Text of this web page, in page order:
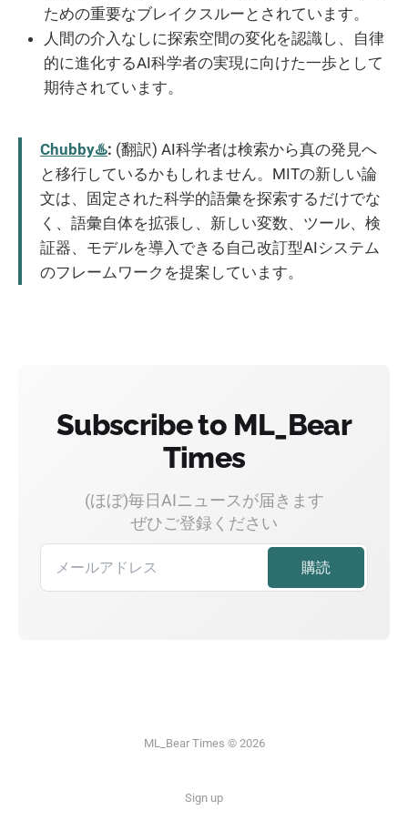
ための重要なブレイクスルーとされています。
人間の介入なしに探索空間の変化を認識し、自律
的に進化するAI科学者の実現に向けた一歩として
期待されています。
Chubby♨️: (翻訳) AI科学者は検索から真の発見へ
と移行しているかもしれません。MITの新しい論
文は、固定された科学的語彙を探索するだけでな
く、語彙自体を拡張し、新しい変数、ツール、検
証器、モデルを導入できる自己改訂型AIシステム
のフレームワークを提案しています。
Subscribe to ML_Bear
Times
(ほぼ)毎日AIニュースが届きます
ぜひご登録ください
ML_Bear Times © 2026
Sign up